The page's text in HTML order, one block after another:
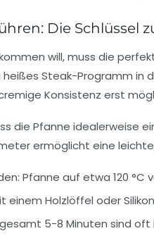
Die Schlüssel
will, muss die
heißes Steak-Programm
Konsistenz erst
die Pfanne idealerweise
ermöglicht eine
Pfanne auf etwa 120 °C
einem Holzlöffel oder
5-8 Minuten sind oft